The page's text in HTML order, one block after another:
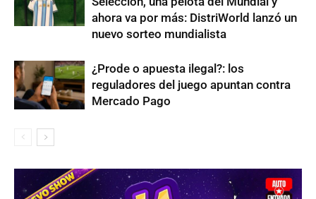
ahora va por más: DistriWorld lanzó un
nuevo sorteo mundialista
¿Prode o apuesta ilegal?: los
reguladores del juego apuntan contra
Mercado Pago